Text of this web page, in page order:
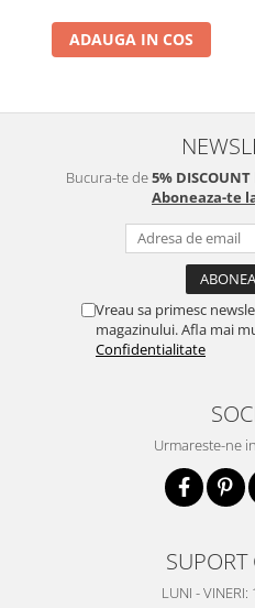
ADAUGA IN COS
Bucura-te de5% DISCOUNT
Aboneaza-te
Vreau sa primesc
magazinului. Afla mai
Confidentialitate
Urmareste-ne
SUPORT
LUNI -